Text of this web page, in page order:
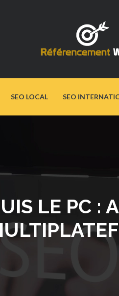
SEO LOCAL SEO
LE PC :